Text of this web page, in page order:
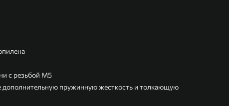
с резьбой М5
дополнительную пружинную жесткость и толкающую